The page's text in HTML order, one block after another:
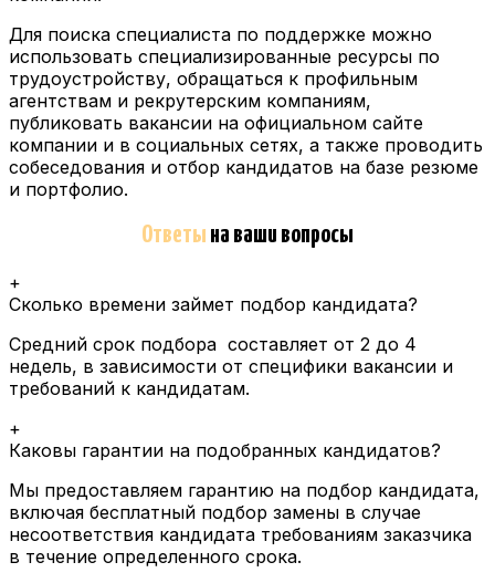
Для поиска специалиста по поддержке можно
использовать специализированные ресурсы по
трудоустройству, обращаться к профильным
агентствам и рекрутерским компаниям,
публиковать вакансии на официальном сайте
компании и в социальных сетях, а также проводить
собеседования и отбор кандидатов на базе резюме
и портфолио.
Ответы на ваши вопросы
+
Сколько времени займет подбор кандидата?
Средний срок подбора составляет от 2 до 4
недель, в зависимости от специфики вакансии и
требований к кандидатам.
+
Каковы гарантии на подобранных кандидатов?
Мы предоставляем гарантию на подбор кандидата,
включая бесплатный подбор замены в случае
несоответствия кандидата требованиям заказчика
в течение определенного срока.